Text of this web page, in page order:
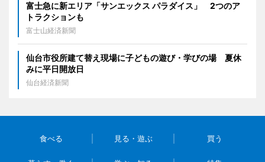
富士急に新エリア「サンエックス パラダイス」 2つのア
トラクションも
富士山経済新聞
仙台市役所建て替え現場に子どもの遊び・学びの場 夏休
みに平日開放日
仙台経済新聞
食べる 見る・遊ぶ 買う